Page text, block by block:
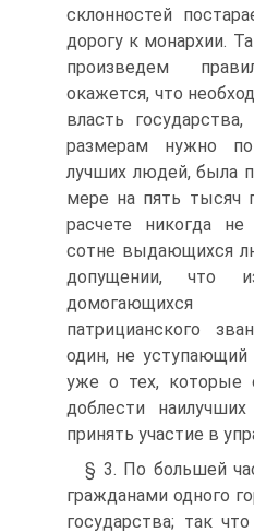
склонностей
дорогу к монархии.
произведем
окажется, что
власть
размерам нужно
лучших людей, была
мере на пять тысяч
расчете никогда
сотне выдающихся
допущении, что
домогающихся
патрицианского
один, не уступающий
уже о тех, которые
доблести
принять участие в
§ 3. По большей
гражданами одного
государства; так